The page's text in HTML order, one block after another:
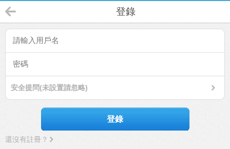
登錄
安全提問(未設置請忽略)
登錄
還沒有註冊？